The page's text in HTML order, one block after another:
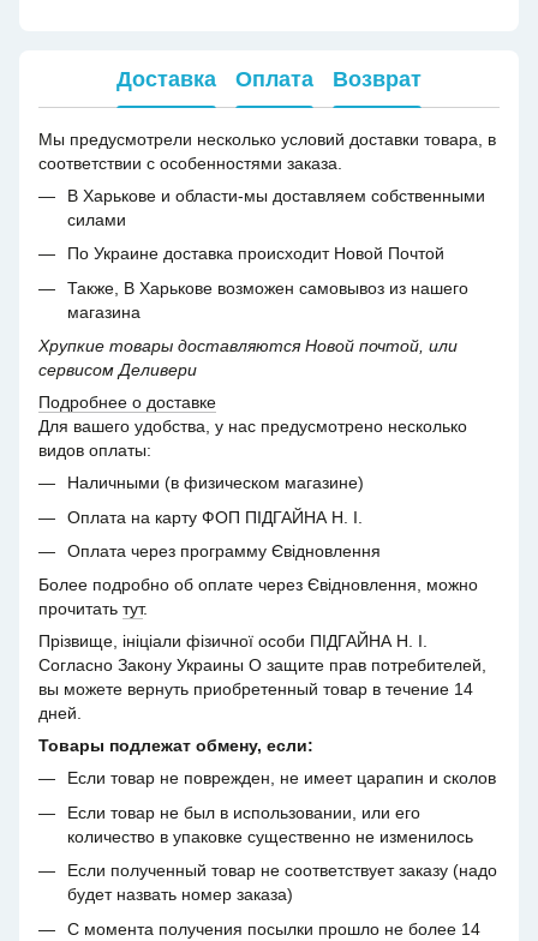
Доставка Оплата Возврат
Мы предусмотрели несколько условий доставки товара, в
соответствии с особенностями заказа.
В Харькове и области-мы доставляем собственными
силами
По Украине доставка происходит Новой Почтой
Также, В Харькове возможен самовывоз из нашего
магазина
Хрупкие товары доставляются Новой почтой, или
сервисом Деливери
Подробнее о доставке
Для вашего удобства, у нас предусмотрено несколько
видов оплаты:
Наличными (в физическом магазине)
Оплата на карту ФОП ПІДГАЙНА Н. І.
Оплата через программу Євідновлення
Более подробно об оплате через Євідновлення, можно
прочитать тут.
Прізвище, ініціали фізичної особи ПІДГАЙНА Н. І.
Согласно Закону Украины О защите прав потребителей,
вы можете вернуть приобретенный товар в течение 14
дней.
Товары подлежат обмену, если:
Если товар не поврежден, не имеет царапин и сколов
Если товар не был в использовании, или его
количество в упаковке существенно не изменилось
Если полученный товар не соответствует заказу (надо
будет назвать номер заказа)
С момента получения посылки прошло не более 14